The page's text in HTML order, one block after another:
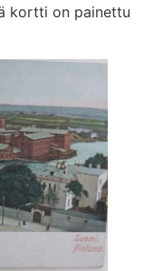
kortti on painettu